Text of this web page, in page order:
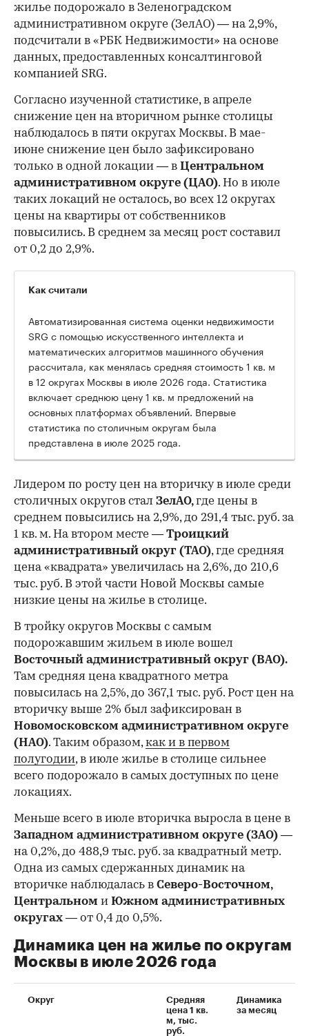
жилье подорожало в Зеленоградском
административном округе (ЗелАО) — на 2,9%,
подсчитали в «РБК Недвижимости» на основе
данных, предоставленных консалтинговой
компанией SRG.
Согласно изученной статистике, в апреле
снижение цен на вторичном рынке столицы
наблюдалось в пяти округах Москвы. В мае-
июне снижение цен было зафиксировано
только в одной локации — в Центральном
административном округе (ЦАО). Но в июле
таких локаций не осталось, во всех 12 округах
цены на квартиры от собственников
повысились. В среднем за месяц рост составил
от 0,2 до 2,9%.
Как считали
Автоматизированная система оценки недвижимости
SRG с помощью искусственного интеллекта и
математических алгоритмов машинного обучения
рассчитала, как менялась средняя стоимость 1 кв. м
в 12 округах Москвы в июле 2026 года. Статистика
включает среднюю цену 1 кв. м предложений на
основных платформах объявлений. Впервые
статистика по столичным округам была
представлена в июле 2025 года.
Лидером по росту цен на вторичку в июле среди
столичных округов стал ЗелАО,где цены в
среднем повысились на 2,9%, до 291,4 тыс. руб. за
1 кв. м. На втором месте — Троицкий
административный округ (ТАО), где средняя
цена «квадрата» увеличилась на 2,6%, до 210,6
тыс. руб. В этой части Новой Москвы самые
низкие цены на жилье в столице.
В тройку округов Москвы с самым
подорожавшим жильем в июле вошел
Восточный административный округ (ВАО).
Там средняя цена квадратного метра
повысилась на 2,5%, до 367,1 тыс. руб. Рост цен на
вторичку выше 2% был зафиксирован в
Новомосковском административном округе
(НАО). Таким образом,как и в первом
полугодии, в июле жилье в столице сильнее
всего подорожало в самых доступных по цене
локациях.
Меньше всего в июле вторичка выросла в цене в
Западном административном округе (ЗАО) —
на 0,2%, до 488,9 тыс. руб. за квадратный метр.
Одна из самых сдержанных динамик на
вторичке наблюдалась в Северо-Восточном,
Центральном и Южном административных
округах — от 0,4 до 0,5%.
Динамика цен на жилье по округам
Москвы в июле 2026 года
Округ
Средняя
цена 1 кв.
м, тыс.
руб.
Динамика
за месяц